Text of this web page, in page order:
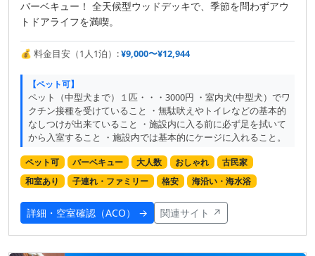
バーベキュー！ 全天候型ウッドデッキで、季節を問わずアウ
トドアライフを満喫。
💰 料金目安（1人1泊）:¥9,000〜¥12,944
【ペット可】
ペット（中型犬まで）１匹・・・3000円 ・室内犬(中型犬）でワ
クチン接種を受けていること ・無駄吠えやトイレなどの基本的
なしつけが出来ていること ・施設内に入る前に必ず足を拭いて
から入室すること ・施設内では基本的にケージに入れること。
ペット可 バーベキュー 大人数 おしゃれ
古民家
和室あり
子連れ・ファミリー 格安 海沿い・海水浴
詳細・空室確認（ACO） → 関連サイト ↗